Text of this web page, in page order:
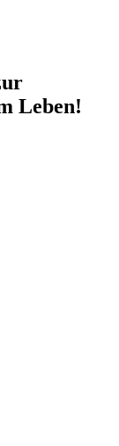
Leben!